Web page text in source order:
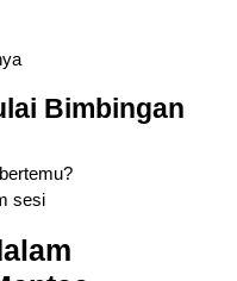
Bimbingan
sesi